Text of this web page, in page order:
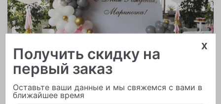
x
Получить скидку на
первый заказ
Оставьте ваши данные и мы свяжемся с вами в
ближайшее время